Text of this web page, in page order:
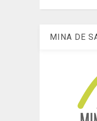
MINA DE